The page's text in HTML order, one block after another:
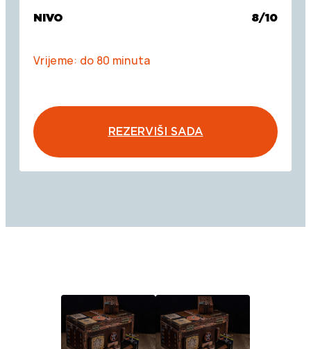
NIVO 8/10
Vrijeme: do 80 minuta
REZERVIŠI SADA